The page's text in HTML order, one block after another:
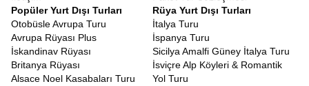
Popüler Yurt Dışı Turları
Otobüsle Avrupa Turu
Avrupa Rüyası Plus
İskandinav Rüyası
Britanya Rüyası
Alsace Noel Kasabaları Turu
Rüya Yurt Dışı Turları
İtalya Turu
İspanya Turu
Sicilya Amalfi Güney İtalya Turu
İsviçre Alp Köyleri & Romantik
Yol Turu